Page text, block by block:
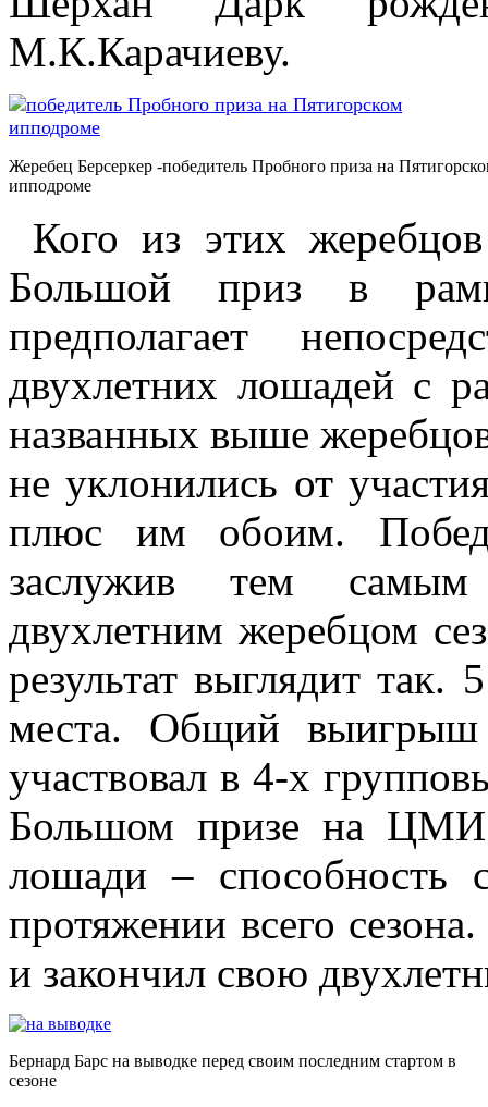
М.К.Карачиеву.
Жеребец Берсеркер -победитель Пробного приза на
ипподроме
Кого из этих
Большой приз в
предполагает
двухлетних лошадей с
названных выше
не уклонились от
плюс им обоим.
заслужив тем
двухлетним жеребцом
результат выглядит
места. Общий
участвовал в 4-х
Большом призе на
лошади – способность
протяжении всего
и закончил свою
Бернард Барс на выводке перед своим последним стартом в
сезоне